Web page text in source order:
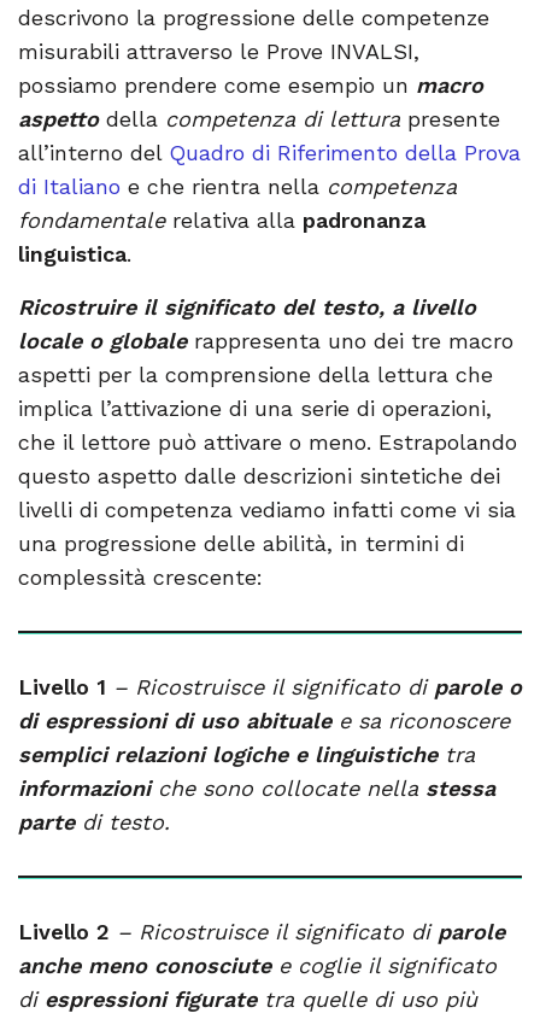
descrivono la progressione delle competenze
misurabili attraverso le Prove INVALSI,
possiamo prendere come esempio un macro
aspettodella competenza di lettura presente
all’interno del Quadro di Riferimento della Prova
di Italiano e che rientra nella competenza
fondamentalerelativa alla padronanza
linguistica.
Ricostruire il significato del testo, a livello
locale o globalerappresenta uno dei tre macro
aspetti per la comprensione della lettura che
implica l’attivazione di una serie di operazioni,
che il lettore può attivare o meno. Estrapolando
questo aspetto dalle descrizioni sintetiche dei
livelli di competenza vediamo infatti come vi sia
una progressione delle abilità, in termini di
complessità crescente:
Livello 1 – Ricostruisce il significato di parole o
di espressioni di uso abituale e sa riconoscere
semplici relazioni logiche e linguistichetra
informazioniche sono collocate nella stessa
partedi testo.
Livello 2 – Ricostruisce il significato di parole
anche meno conosciutee coglie il significato
di espressioni figurate tra quelle di uso più